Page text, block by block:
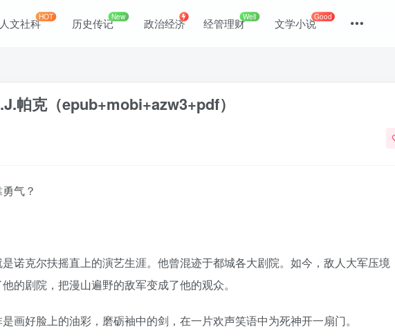
人文社科HOT 历史传记New 政治经济 经管理财Well 文学小说Good
帕克（epub+mobi+azw3+pdf）
气？
诺克尔扶摇直上的演艺生涯。他曾混迹于都城各大剧院。如今，敌人大军压境
的剧院，把漫山遍野的敌军变成了他的观众。
画好脸上的油彩，磨砺袖中的剑，在一片欢声笑语中为死神开一扇门。
没有账号？立即注册